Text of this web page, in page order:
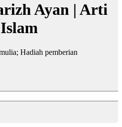
Ayan | Arti
Hadiah pemberian